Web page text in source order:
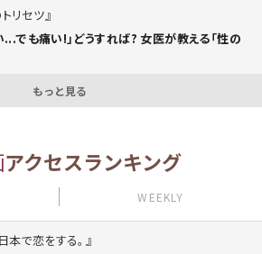
リセツ
でも痛い!」どうすれば? 女医が教える「性の
もっと見る
アクセスランキング
WEEKLY
本で恋をする。